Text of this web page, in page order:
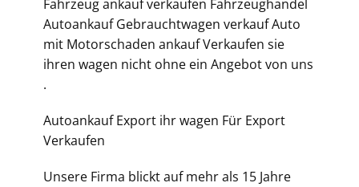
Fahrzeug ankauf verkaufen Fahrzeughandel
Autoankauf Gebrauchtwagen verkauf Auto
mit Motorschaden ankauf Verkaufen sie
ihren wagen nicht ohne ein Angebot von uns
.
Autoankauf Export ihr wagen Für Export
Verkaufen
Unsere Firma blickt auf mehr als 15 Jahre